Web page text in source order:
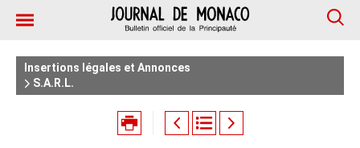
Insertions légales et Annonces
S.A.R.L.